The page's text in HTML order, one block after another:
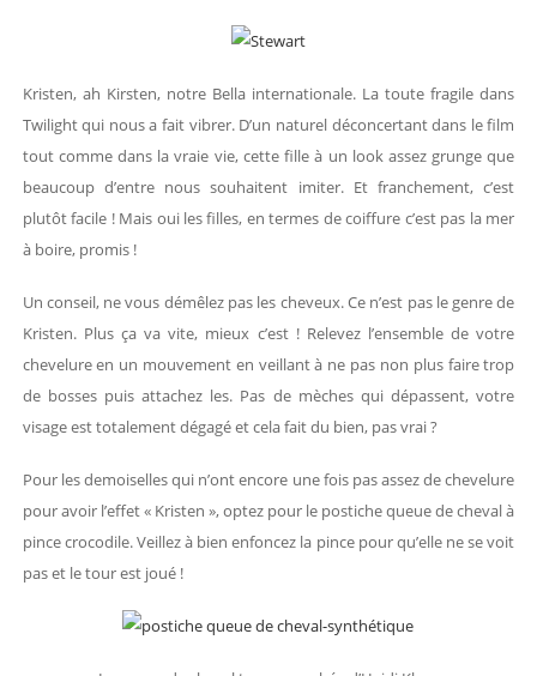
Kristen, ah Kirsten, notre Bella internationale. La toute fragile dans
Twilight qui nous a fait vibrer. D’un naturel déconcertant dans le film
tout comme dans la vraie vie, cette fille à un look assez grunge que
beaucoup d’entre nous souhaitent imiter. Et franchement, c’est
plutôt facile ! Mais oui les filles, en termes de coiffure c’est pas la mer
à boire, promis !
Un conseil, ne vous démêlez pas les cheveux. Ce n’est pas le genre de
Kristen. Plus ça va vite, mieux c’est ! Relevez l’ensemble de votre
chevelure en un mouvement en veillant à ne pas non plus faire trop
de bosses puis attachez les. Pas de mèches qui dépassent, votre
visage est totalement dégagé et cela fait du bien, pas vrai ?
Pour les demoiselles qui n’ont encore une fois pas assez de chevelure
pour avoir l’effet « Kristen », optez pour le postiche queue de cheval à
pince crocodile. Veillez à bien enfoncez la pince pour qu’elle ne se voit
pas et le tour est joué !